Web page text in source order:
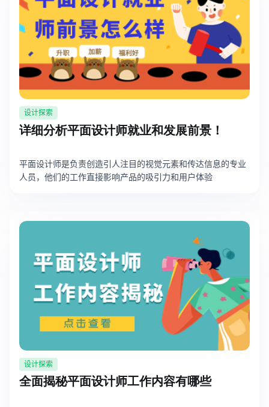
设计探索
详细分析平面设计师就业和发展前景！
平面设计师是负责创造引人注目的视觉元素和传达信息的专业
人员，他们的工作直接影响产品的吸引力和用户体验
设计探索
全面揭秘平面设计师工作内容有哪些